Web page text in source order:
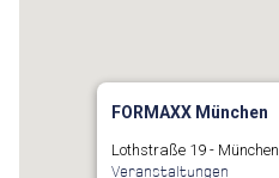
FORMAXX München
Lothstraße 19 - München
Veranstaltungen